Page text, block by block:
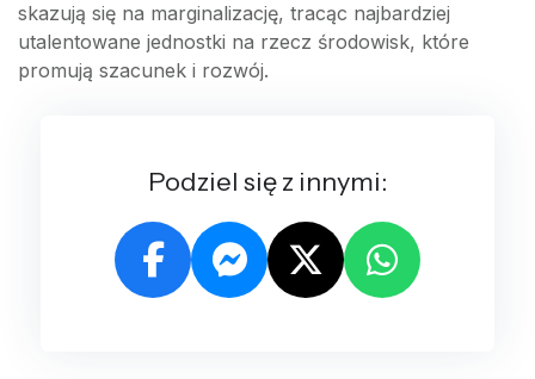
skazują się na marginalizację, tracąc najbardziej
utalentowane jednostki na rzecz środowisk, które
promują szacunek i rozwój.
Podziel się z innymi: